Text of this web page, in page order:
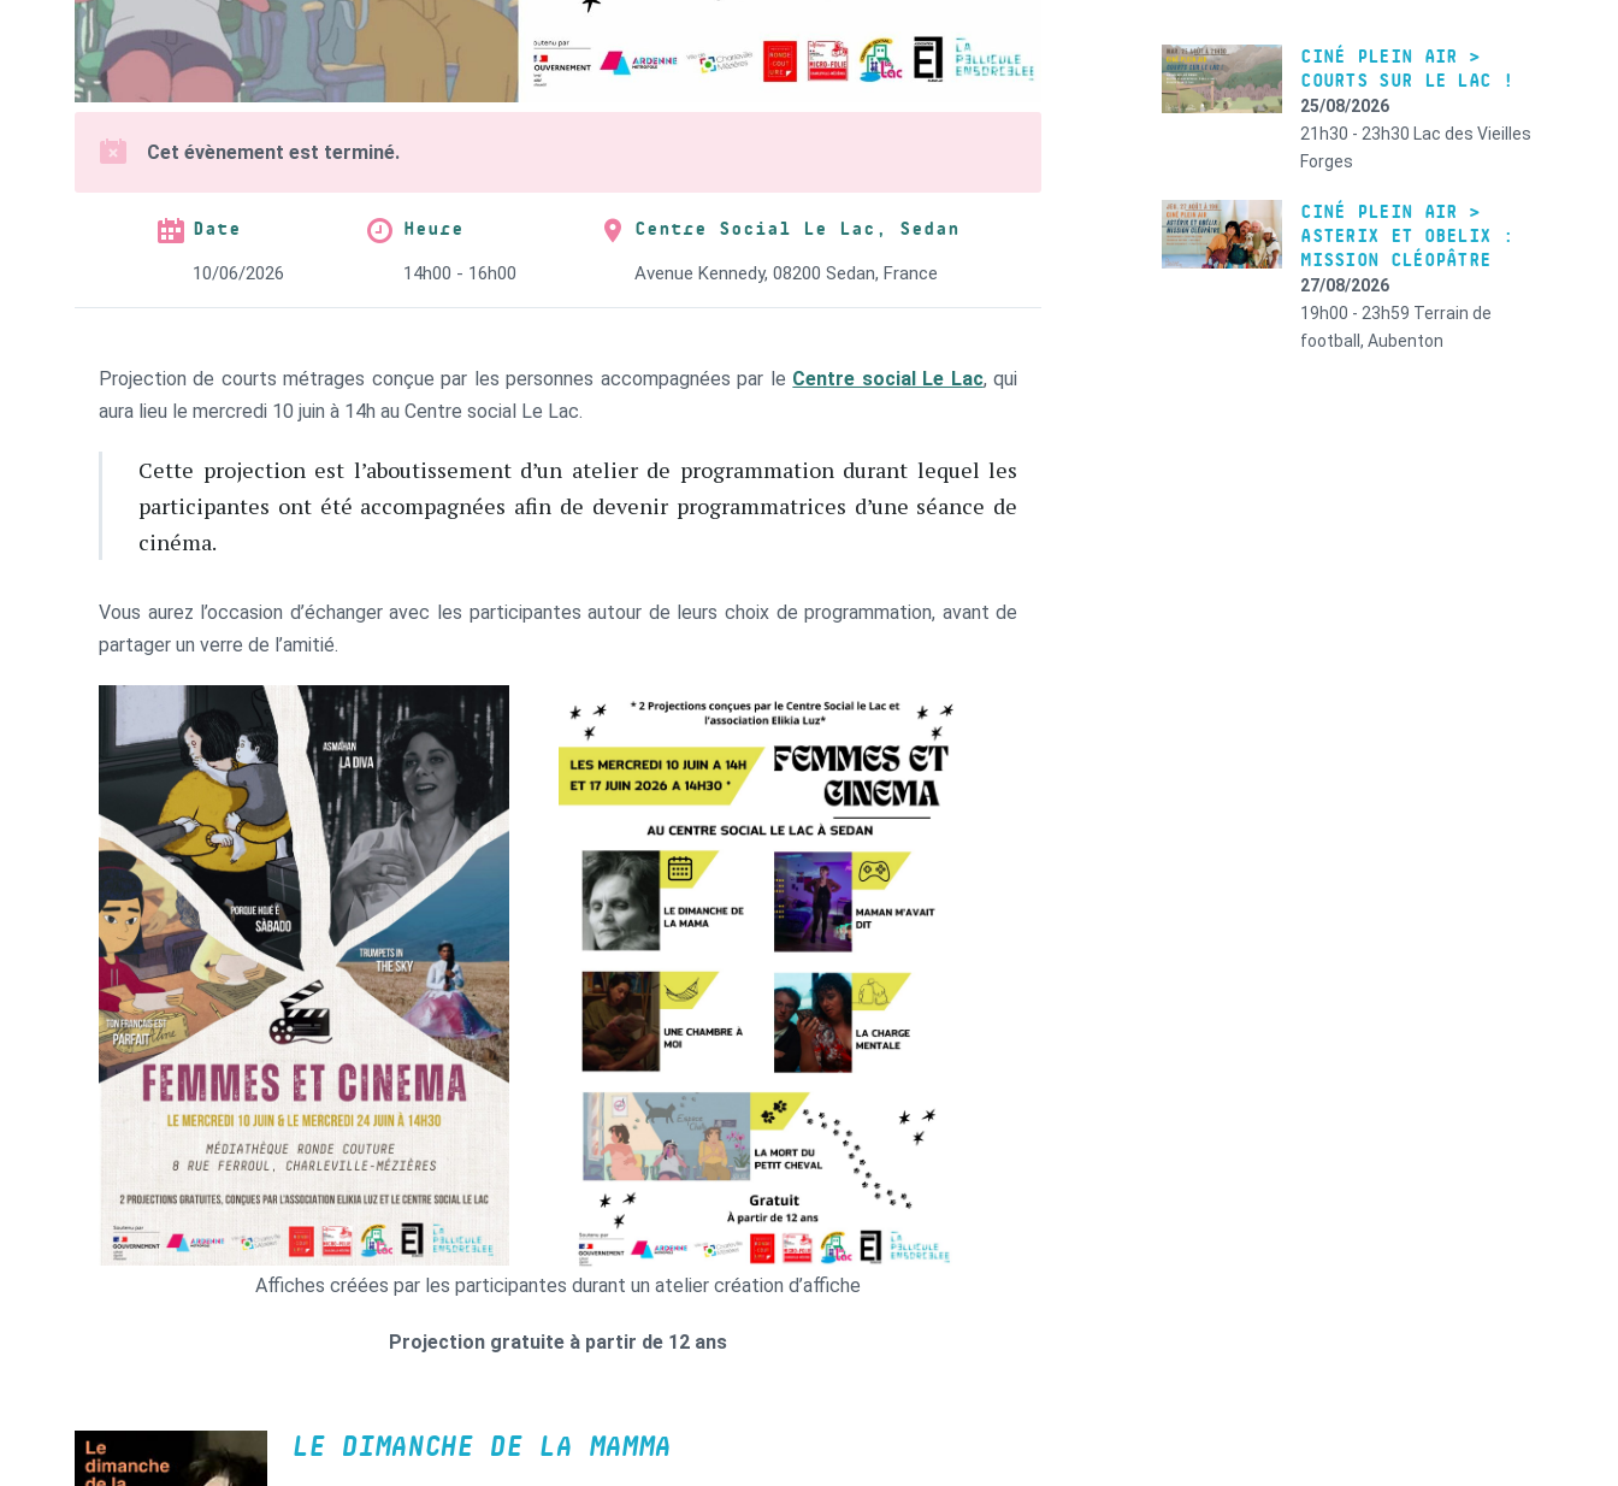
Cet évènement est terminé.
Date
10/06/2026
Heure
14h00 - 16h00
Centre Social Le Lac, Sedan
Avenue Kennedy, 08200 Sedan, France
Projection de courts métrages conçue par les personnes accompagnées par le Centre social Le Lac, qui
aura lieu le mercredi 10 juin à 14h au Centre social Le Lac.
Cette projection est l’aboutissement d’un atelier de programmation durant lequel les
participantes ont été accompagnées afin de devenir programmatrices d’une séance de
cinéma.
Vous aurez l’occasion d’échanger avec les participantes autour de leurs choix de programmation, avant de
partager un verre de l’amitié.
Affiches créées par les participantes durant un atelier création d’affiche
Projection gratuite à partir de 12 ans
LE DIMANCHE DE LA MAMMA
CINÉ PLEIN AIR >
COURTS SUR LE LAC !
25/08/2026
21h30 - 23h30 Lac des Vieilles
Forges
CINÉ PLEIN AIR >
ASTERIX ET OBELIX :
MISSION CLÉOPÂTRE
27/08/2026
19h00 - 23h59 Terrain de
football, Aubenton